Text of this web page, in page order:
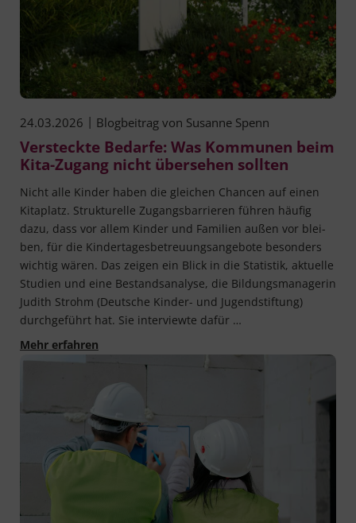
24.03.2026 | Blogbeitrag von Susanne Spenn
Versteckte Bedarfe: Was Kommunen beim
Kita-Zugang nicht übersehen sollten
Nicht alle Kin­der haben die glei­chen Chan­cen auf einen
Kita­platz. Struk­tu­rel­le Zugangs­bar­rie­ren füh­ren häu­fig
dazu, dass vor allem Kin­der und Fami­li­en außen vor blei­
ben, für die Kin­der­ta­ges­be­treu­ungs­an­ge­bo­te beson­ders
wich­tig wären. Das zei­gen ein Blick in die Sta­tis­tik, aktu­el­le
Stu­di­en und eine Bestands­ana­ly­se, die Bil­dungs­ma­na­ge­rin
Judith Strohm (Deut­sche Kin­der- und Jugend­stif­tung)
durch­ge­führt hat. Sie inter­view­te dafür …
Mehr erfahrenVersteckte Bedarfe: Was Kommunen beim